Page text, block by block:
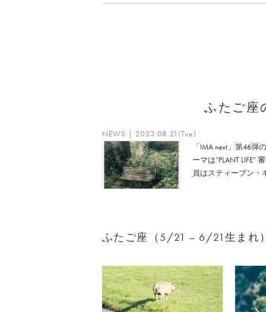
ふたご座
NEWS | 2023.08.21(Tue)
「IMA next」第46弾
ーマは“PLANT LIFE”
員はスティーブン・
ふたご座（5/21 – 6/21生まれ